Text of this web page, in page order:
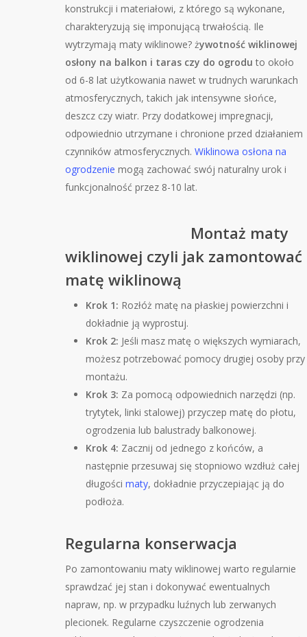
konstrukcji i materiałowi, z którego są wykonane,
charakteryzują się imponującą trwałością. Ile
wytrzymają maty wiklinowe? żywotność wiklinowej
osłony na balkon i taras czy do ogrodu to około
od 6-8 lat użytkowania nawet w trudnych warunkach
atmosferycznych, takich jak intensywne słońce,
deszcz czy wiatr. Przy dodatkowej impregnacji,
odpowiednio utrzymane i chronione przed działaniem
czynników atmosferycznych. Wiklinowa osłona na
ogrodzenie mogą zachować swój naturalny urok i
funkcjonalność przez 8-10 lat.
Montaż maty
wiklinowej czyli jak zamontować
matę wiklinową
Krok 1: Rozłóż matę na płaskiej powierzchni i
dokładnie ją wyprostuj.
Krok 2: Jeśli masz matę o większych wymiarach,
możesz potrzebować pomocy drugiej osoby przy
montażu.
Krok 3: Za pomocą odpowiednich narzędzi (np.
trytytek, linki stalowej) przyczep matę do płotu,
ogrodzenia lub balustrady balkonowej.
Krok 4: Zacznij od jednego z końców, a
następnie przesuwaj się stopniowo wzdłuż całej
długości maty, dokładnie przyczepiając ją do
podłoża.
Regularna konserwacja
Po zamontowaniu maty wiklinowej warto regularnie
sprawdzać jej stan i dokonywać ewentualnych
napraw, np. w przypadku luźnych lub zerwanych
plecionek. Regularne czyszczenie ogrodzenia